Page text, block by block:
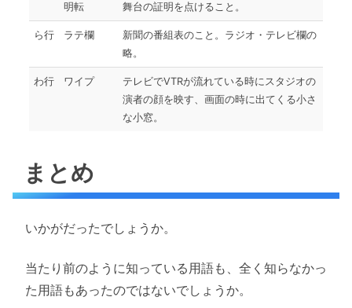
明転 舞台の証明を点けること。
ら行 ラテ欄
新聞の番組表のこと。ラジオ・テレビ欄の
略。
わ行 ワイプ
テレビでVTRが流れている時にスタジオの
演者の顔を映す、画面の時に出てくる小さ
な小窓。
まとめ
いかがだったでしょうか。
当たり前のように知っている用語も、全く知らなかっ
た用語もあったのではないでしょうか。